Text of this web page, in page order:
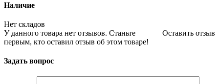
Наличие
Нет складов
Оставить отзыв
У данного товара нет отзывов. Станьте
первым, кто оставил отзыв об этом товаре!
Задать вопрос